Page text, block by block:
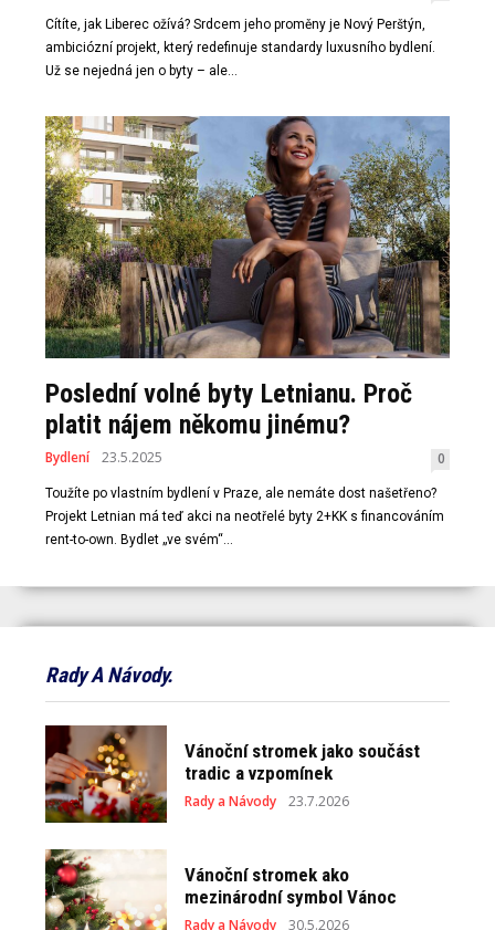
Cítíte, jak Liberec ožívá? Srdcem jeho proměny je Nový Perštýn,
ambiciózní projekt, který redefinuje standardy luxusního bydlení.
Už se nejedná jen o byty – ale...
Poslední volné byty Letnianu. Proč
platit nájem někomu jinému?
Bydlení 23.5.2025 0
Toužíte po vlastním bydlení v Praze, ale nemáte dost našetřeno?
Projekt Letnian má teď akci na neotřelé byty 2+KK s financováním
rent-to-own. Bydlet „ve svém“...
Rady A Návody.
Vánoční stromek jako součást
tradic a vzpomínek
Rady a Návody 23.7.2026
Vánoční stromek ako
mezinárodní symbol Vánoc
Rady a Návody 30.5.2026